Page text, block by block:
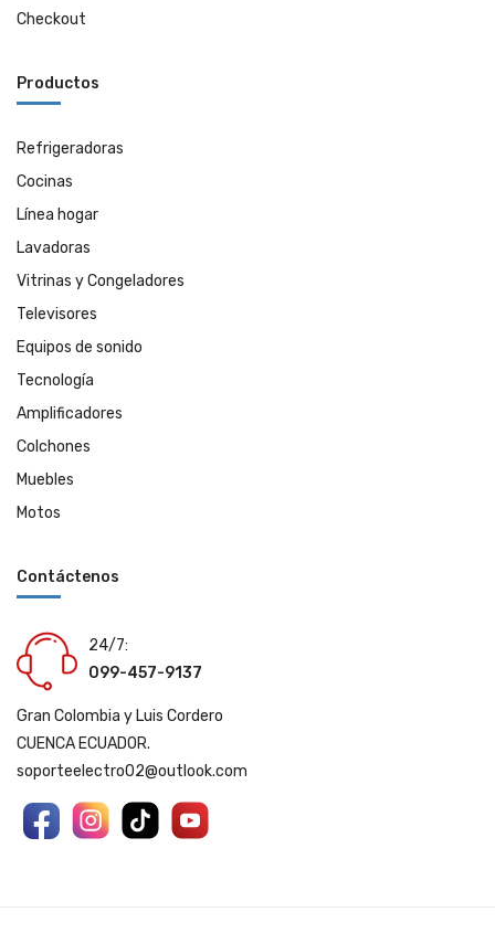
Checkout
Productos
Refrigeradoras
Cocinas
Línea hogar
Lavadoras
Vitrinas y Congeladores
Televisores
Equipos de sonido
Tecnología
Amplificadores
Colchones
Muebles
Motos
Contáctenos
24/7:
099-457-9137
Gran Colombia y Luis Cordero
CUENCA ECUADOR.
soporteelectro02@outlook.com